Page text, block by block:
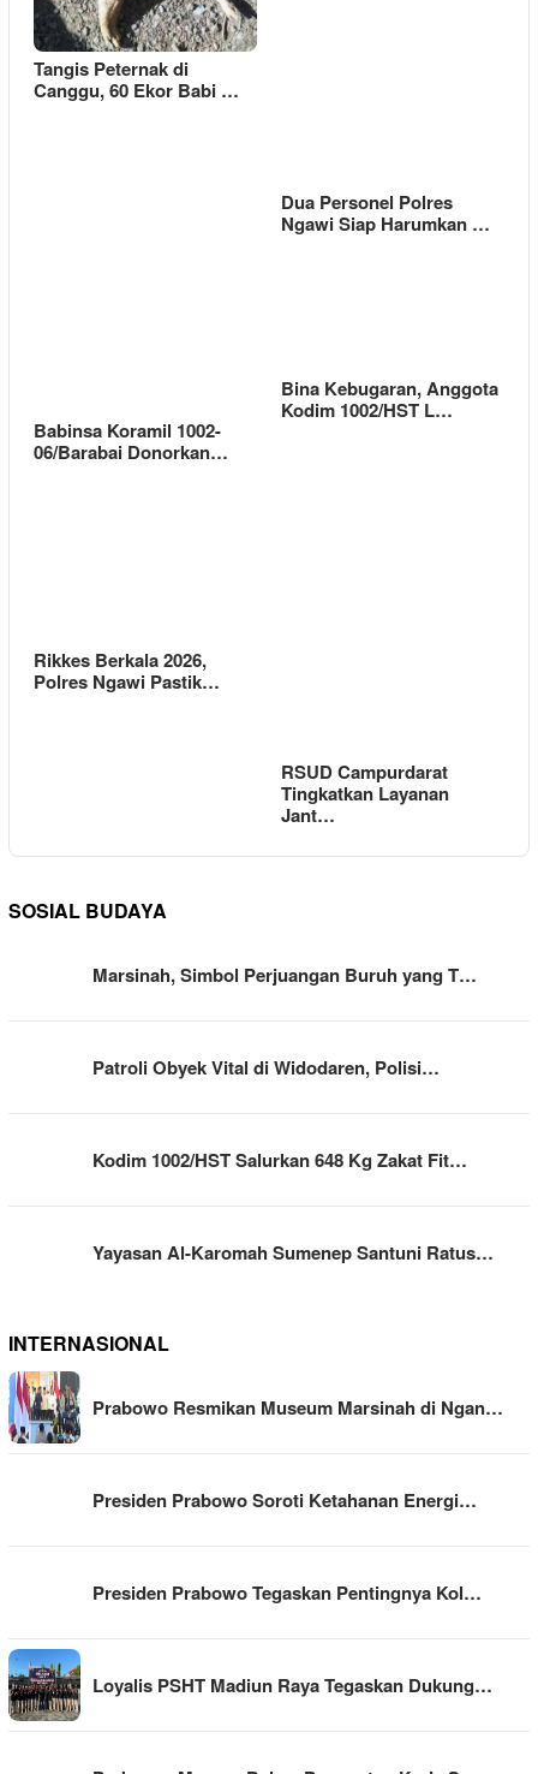
Tangis Peternak di
Canggu, 60 Ekor Babi …
Dua Personel Polres
Ngawi Siap Harumkan …
Babinsa Koramil 1002-
06/Barabai Donorkan…
Bina Kebugaran, Anggota
Kodim 1002/HST L…
Rikkes Berkala 2026,
Polres Ngawi Pastik…
RSUD Campurdarat
Tingkatkan Layanan
Jant…
SOSIAL BUDAYA
Marsinah, Simbol Perjuangan Buruh yang T…
Patroli Obyek Vital di Widodaren, Polisi…
Kodim 1002/HST Salurkan 648 Kg Zakat Fit…
Yayasan Al-Karomah Sumenep Santuni Ratus…
INTERNASIONAL
Prabowo Resmikan Museum Marsinah di Ngan…
Presiden Prabowo Soroti Ketahanan Energi…
Presiden Prabowo Tegaskan Pentingnya Kol…
Loyalis PSHT Madiun Raya Tegaskan Dukung…